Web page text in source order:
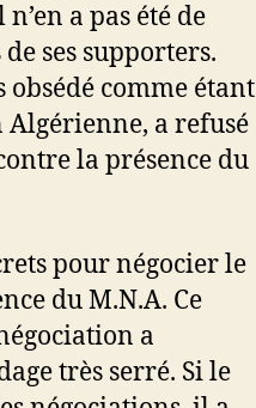
a pas été de
ses supporters.
obsédé comme étant
a refusé
la présence du
pour négocier le
du M.N.A. Ce
a
très serré. Si le